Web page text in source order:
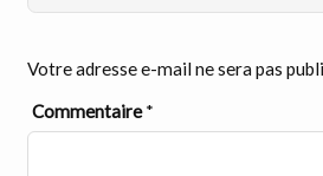
Votre adresse e-mail ne sera pas
Commentaire*